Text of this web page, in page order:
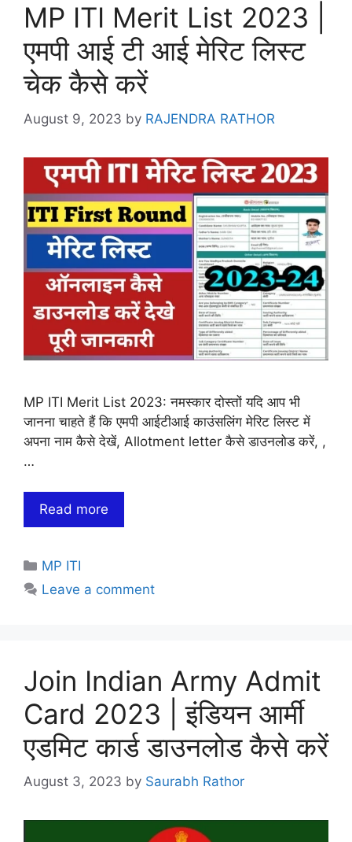
MP ITI Merit List 2023 |
एमपी आई टी आई मेरिट लिस्ट
चेक कैसे करें
August 9, 2023 by RAJENDRA RATHOR
MP ITI Merit List 2023: नमस्कार दोस्तों यदि आप भी
जानना चाहते हैं कि एमपी आईटीआई काउंसलिंग मेरिट लिस्ट में
अपना नाम कैसे देखें, Allotment letter कैसे डाउनलोड करें, ,
…
Read more
Categories
MP ITI
Leave a comment
Join Indian Army Admit
Card 2023 | इंडियन आर्मी
एडमिट कार्ड डाउनलोड कैसे करें
August 3, 2023 by Saurabh Rathor